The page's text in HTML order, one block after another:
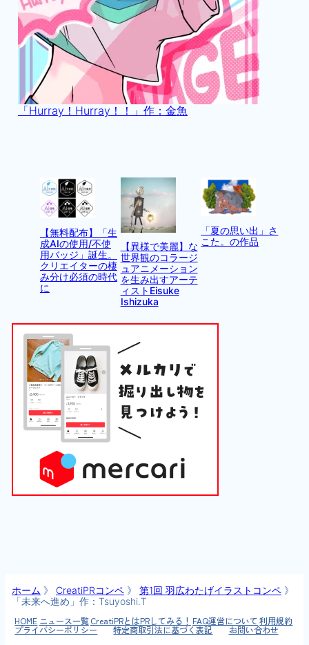
「Hurray！Hurray！！」作：金魚
【無料配布】「生
成AIの使用/不使
用バッジ」誕生。
クリエイターの棲
み分け必須の時代
に
【異様で美麗】な
世界観のコラージ
ュアニメーション
を生み出すアーテ
ィストEisuke
Ishizuka
「夏の思い出」さ
こた。の作品
ホーム 》 CreatiPRコンペ》 第1回 羽広わたげイラストコンペ》
「未来へ進め」作：Tsuyoshi.T
HOME ニュース一覧CreatiPRとはPRしてみる！ FAQ運営について利用規約
プライバシーポリシー 特定商取引法に基づく表記 お問い合わせ